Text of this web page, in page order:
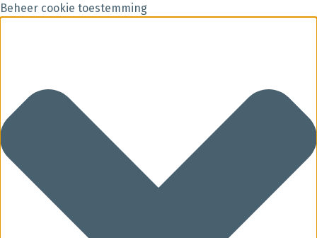
Beheer cookie toestemming